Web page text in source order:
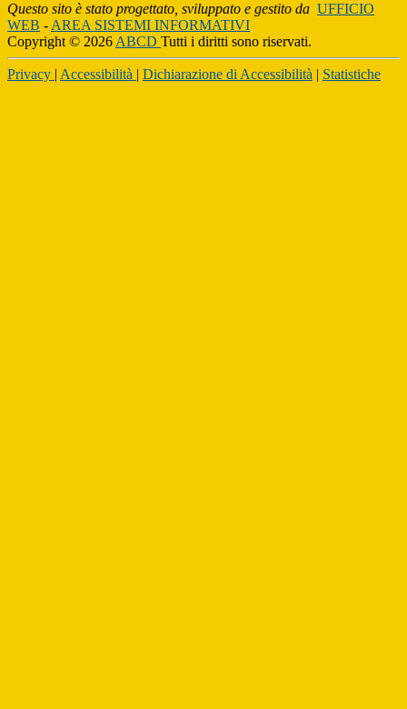
Questo sito è stato progettato, sviluppato e gestito da UFFICIO
WEB - AREA SISTEMI INFORMATIVI
Copyright © 2026 ABCD Tutti i diritti sono riservati.
Privacy | Accessibilità | Dichiarazione di Accessibilità | Statistiche